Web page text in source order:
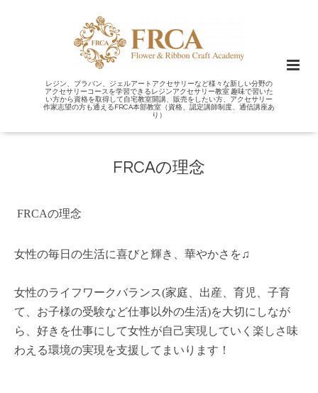
レジン、プラバン、ジェルアートアクセサリーなど様々な新しい分野の
アクセサリーコースを学習できるレジンアクセサリー教室 趣味で習いた
い方から資格を取得して自宅教室開講、販売をしたい方、アクセサリー
作家志望の方も通えるFRCA本部教室（資格、認定講師制度、通信講座あ
り）
FRCAの理念
FRCAの理念
女性の毎日の生活に喜びと輝き、華やかさを♫
女性のライフワークバランス(家庭、出産、育児、子育
て、お子様の受験など仕事以外の生活)を大切にしなが
ら、好きを仕事にして女性が自己実現していく楽しさ味
わえる環境の実現を支援してまいります！